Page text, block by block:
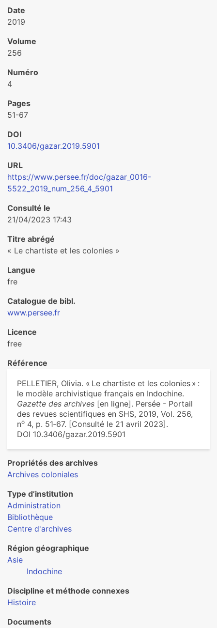
Date
2019
Volume
256
Numéro
4
Pages
51-67
DOI
10.3406/gazar.2019.5901
URL
https://www.persee.fr/doc/gazar_0016-
5522_2019_num_256_4_5901
Consulté le
21/04/2023 17:43
Titre abrégé
« Le chartiste et les colonies »
Langue
fre
Catalogue de bibl.
www.persee.fr
Licence
free
Référence
PELLETIER, Olivia. « Le chartiste et les colonies » :
le modèle archivistique français en Indochine.
Gazette des archives [en ligne]. Persée - Portail
des revues scientifiques en SHS, 2019, Vol. 256,
no 4, p. 51‑67. [Consulté le 21 avril 2023].
DOI 10.3406/gazar.2019.5901
Propriétés des archives
Archives coloniales
Type d’institution
Administration
Bibliothèque
Centre d'archives
Région géographique
Asie
Indochine
Discipline et méthode connexes
Histoire
Documents